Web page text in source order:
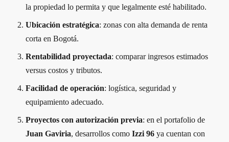
la propiedad lo permita y que legalmente esté habilitado.
Ubicación estratégica: zonas con alta demanda de renta
corta en Bogotá.
Rentabilidad proyectada: comparar ingresos estimados
versus costos y tributos.
Facilidad de operación: logística, seguridad y
equipamiento adecuado.
Proyectos con autorización previa: en el portafolio de
Juan Gaviria, desarrollos como Izzi 96 ya cuentan con